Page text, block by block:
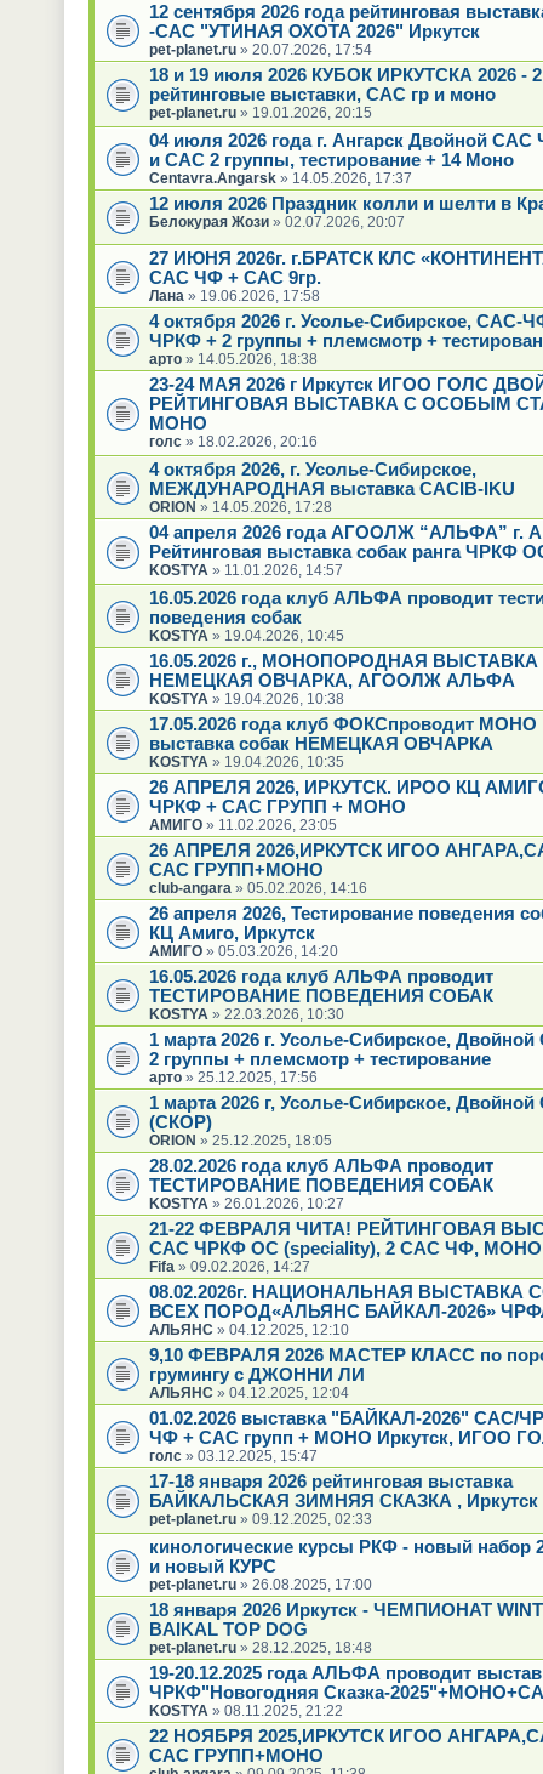
12 сентября 2026 года рейтинговая
-САС "УТИНАЯ ОХОТА 2026" Иркутск
pet-planet.ru» 20.07.2026, 17:54
18 и 19 июля 2026 КУБОК ИРКУТСКА 2026 - 2
рейтинговые выставки, САС гр и моно
pet-planet.ru» 19.01.2026, 20:15
04 июля 2026 года г. Ангарск Двойной
и САС 2 группы, тестирование + 14 Моно
Centavra.Angarsk» 14.05.2026, 17:37
12 июля 2026 Праздник колли и шелти в
Белокурая Жози» 02.07.2026, 20:07
27 ИЮНЯ 2026г. г.БРАТСК КЛС
САС ЧФ + САС 9гр.
Лана » 19.06.2026, 17:58
4 октября 2026 г. Усолье-Сибирское, САС-
ЧРКФ + 2 группы + племсмотр +
арто» 14.05.2026, 18:38
23-24 МАЯ 2026 г Иркутск ИГОО ГОЛС
РЕЙТИНГОВАЯ ВЫСТАВКА С ОСОБЫМ
МОНО
голс» 18.02.2026, 20:16
4 октября 2026, г. Усолье-Сибирское,
МЕЖДУНАРОДНАЯ выставка CACIB-IKU
ORION » 14.05.2026, 17:28
04 апреля 2026 года АГООЛЖ “АЛЬФА” г.
Рейтинговая выставка собак ранга ЧРКФ
KOSTYA » 11.01.2026, 14:57
16.05.2026 года клуб АЛЬФА проводит
поведения собак
KOSTYA » 19.04.2026, 10:45
16.05.2026 г., МОНОПОРОДНАЯ ВЫСТАВКА
НЕМЕЦКАЯ ОВЧАРКА, АГООЛЖ АЛЬФА
KOSTYA » 19.04.2026, 10:38
17.05.2026 года клуб ФОКСпроводит МОНО
выставка собак НЕМЕЦКАЯ ОВЧАРКА
KOSTYA » 19.04.2026, 10:35
26 АПРЕЛЯ 2026, ИРКУТСК. ИРОО КЦ
ЧРКФ + САС ГРУПП + МОНО
АМИГО» 11.02.2026, 23:05
26 АПРЕЛЯ 2026,ИРКУТСК ИГОО
САС ГРУПП+МОНО
club-angara » 05.02.2026, 14:16
26 апреля 2026, Тестирование поведения
КЦ Амиго, Иркутск
АМИГО» 05.03.2026, 14:20
16.05.2026 года клуб АЛЬФА проводит
ТЕСТИРОВАНИЕ ПОВЕДЕНИЯ СОБАК
KOSTYA » 22.03.2026, 10:30
1 марта 2026 г. Усолье-Сибирское,
2 группы + племсмотр + тестирование
арто» 25.12.2025, 17:56
1 марта 2026 г, Усолье-Сибирское,
(СКОР)
ORION » 25.12.2025, 18:05
28.02.2026 года клуб АЛЬФА проводит
ТЕСТИРОВАНИЕ ПОВЕДЕНИЯ СОБАК
KOSTYA » 26.01.2026, 10:27
21-22 ФЕВРАЛЯ ЧИТА! РЕЙТИНГОВАЯ
САС ЧРКФ ОС (speciality), 2 САС ЧФ,
Fifa » 09.02.2026, 14:27
08.02.2026г. НАЦИОНАЛЬНАЯ ВЫСТАВКА
ВСЕХ ПОРОД«АЛЬЯНС БАЙКАЛ-2026»
АЛЬЯНС » 04.12.2025, 12:10
9,10 ФЕВРАЛЯ 2026 МАСТЕР КЛАСС по
грумингу с ДЖОННИ ЛИ
АЛЬЯНС » 04.12.2025, 12:04
01.02.2026 выставка "БАЙКАЛ-2026" САС/
ЧФ + САС групп + МОНО Иркутск, ИГОО
голс» 03.12.2025, 15:47
17-18 января 2026 рейтинговая выставка
БАЙКАЛЬСКАЯ ЗИМНЯЯ СКАЗКА , Иркутск
pet-planet.ru» 09.12.2025, 02:33
кинологические курсы РКФ - новый набор
и новый КУРС
pet-planet.ru» 26.08.2025, 17:00
18 января 2026 Иркутск - ЧЕМПИОНАТ
BAIKAL TOP DOG
pet-planet.ru» 28.12.2025, 18:48
19-20.12.2025 года АЛЬФА проводит
ЧРКФ"Новогодняя Сказка-
KOSTYA » 08.11.2025, 21:22
22 НОЯБРЯ 2025,ИРКУТСК ИГОО
САС ГРУПП+МОНО